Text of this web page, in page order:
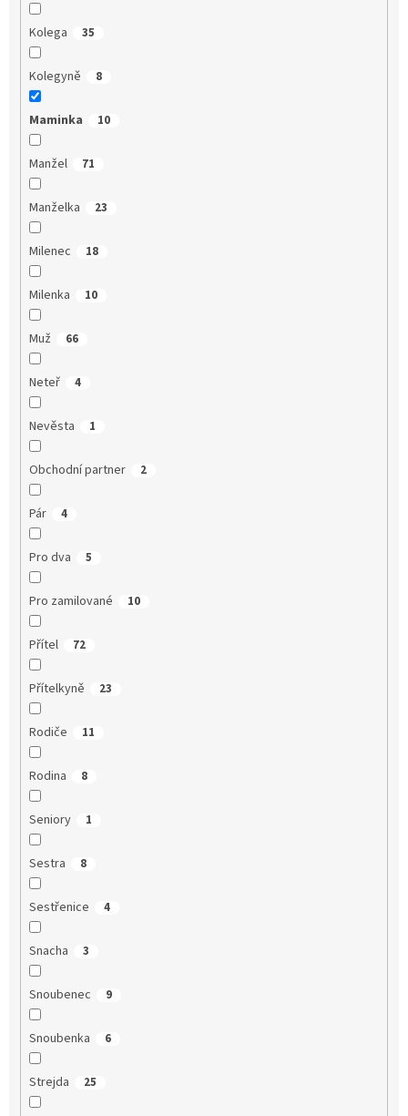
Kolega 35
Kolegyně 8
Maminka 10
Manžel 71
Manželka 23
Milenec 18
Milenka 10
Muž 66
Neteř 4
Nevěsta 1
Obchodní partner 2
Pár 4
Pro dva 5
Pro zamilované 10
Přítel 72
Přítelkyně 23
Rodiče 11
Rodina 8
Seniory 1
Sestra 8
Sestřenice 4
Snacha 3
Snoubenec 9
Snoubenka 6
Strejda 25